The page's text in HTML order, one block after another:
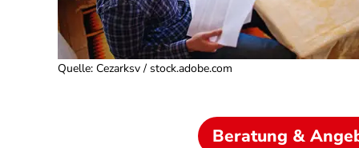
Quelle: Cezarksv / stock.adobe.com
Beratung &